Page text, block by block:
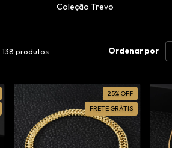
Coleção Trevo
138 produtos Ordenar por
25% OFF
FRETE GRÁTIS